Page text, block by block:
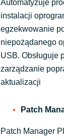
Automatyzuje
instalacji
egzekwowanie
niepożądanego
USB. Obsługuje
zarządzanie
aktualizacji
Patch
Patch Manager